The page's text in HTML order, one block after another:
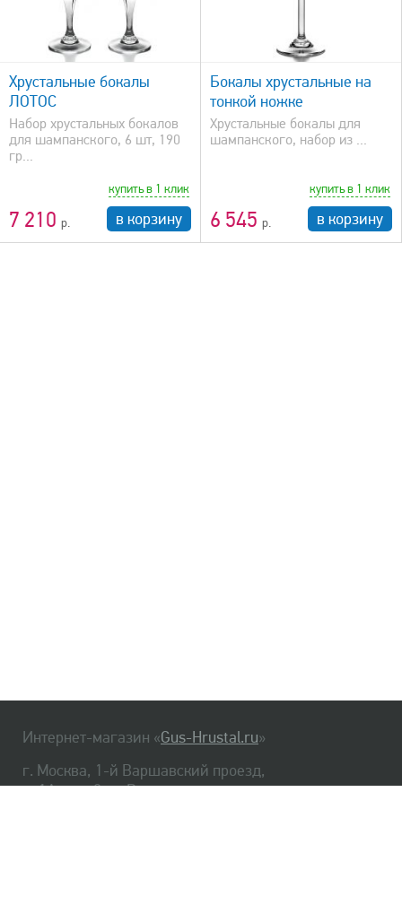
Хрустальные бокалы
ЛОТОС
Набор хрустальных бокалов
для шампанского, 6 шт, 190
гр...
7 210
купить в 1 клик
в корзину
быстрый просмотр
Бокалы хрустальные на
тонкой ножке
Xрустальные бокалы для
шампанского, набор из ...
6 545
купить в 1 клик
в корзину
Интернет-магазин «Gus-Hrustal.ru»
г. Москва, 1-й Варшавский проезд,
д. 1А, стр. 3, м. Варшавская